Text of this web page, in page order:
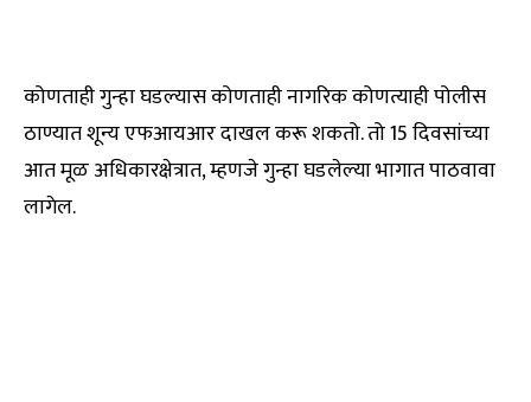
कोणताही गुन्हा घडल्यास कोणताही नागरिक कोणत्याही पोलीस
ठाण्यात शून्य एफआयआर दाखल करू शकतो. तो 15 दिवसांच्या
आत मूळ अधिकारक्षेत्रात, म्हणजे गुन्हा घडलेल्या भागात पाठवावा
लागेल.